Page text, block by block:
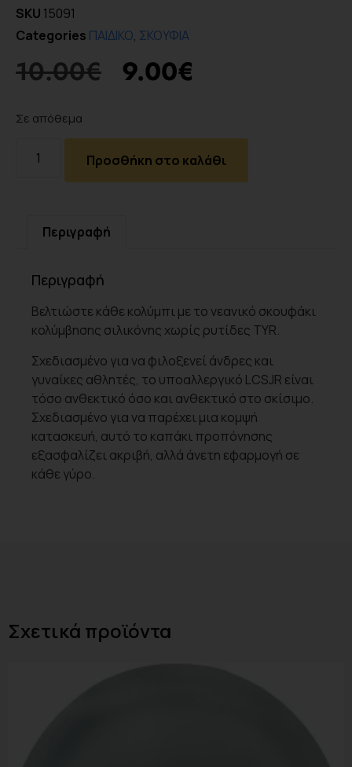
SKU 15091
Categories ΠΑΙΔΙΚΟ, ΣΚΟΥΦΙΑ
10.00€ 9.00€
Σε απόθεμα
Προσθήκη στο καλάθι
Περιγραφή
Περιγραφή
Βελτιώστε κάθε κολύμπι με το νεανικό σκουφάκι
κολύμβησης σιλικόνης χωρίς ρυτίδες TYR.
Σχεδιασμένο για να φιλοξενεί άνδρες και
γυναίκες αθλητές, το υποαλλεργικό LCSJR είναι
τόσο ανθεκτικό όσο και ανθεκτικό στο σκίσιμο.
Σχεδιασμένο για να παρέχει μια κομψή
κατασκευή, αυτό το καπάκι προπόνησης
εξασφαλίζει ακριβή, αλλά άνετη εφαρμογή σε
κάθε γύρο.
Σχετικά προϊόντα